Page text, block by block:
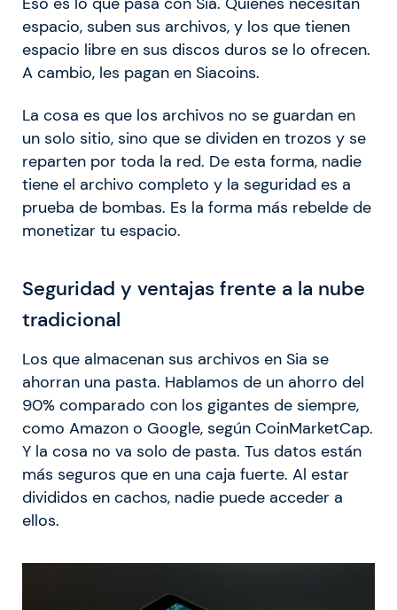
espacio, suben sus archivos, y los que tienen
espacio libre en sus discos duros se lo ofrecen.
A cambio, les pagan en Siacoins.
La cosa es que los archivos no se guardan en
un solo sitio, sino que se dividen en trozos y se
reparten por toda la red. De esta forma, nadie
tiene el archivo completo y la seguridad es a
prueba de bombas. Es la forma más rebelde de
monetizar tu espacio.
Seguridad y ventajas frente a la nube
tradicional
Los que almacenan sus archivos en Sia se
ahorran una pasta. Hablamos de un ahorro del
90% comparado con los gigantes de siempre,
como Amazon o Google, según CoinMarketCap.
Y la cosa no va solo de pasta. Tus datos están
más seguros que en una caja fuerte. Al estar
divididos en cachos, nadie puede acceder a
ellos.